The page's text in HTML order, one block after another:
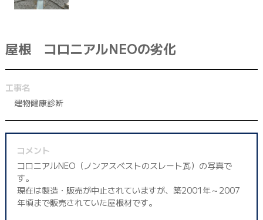
042-398-1717
屋根 コロニアルNEOの劣化
工事名
建物健康診断
コメント
コロニアルNEO（ノンアスベストのスレート瓦）の写真で
す。
現在は製造・販売が中止されていますが、築2001年～2007
年頃まで販売されていた屋根材です。